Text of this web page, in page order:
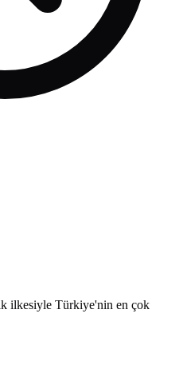
ilkesiyle Türkiye'nin en çok